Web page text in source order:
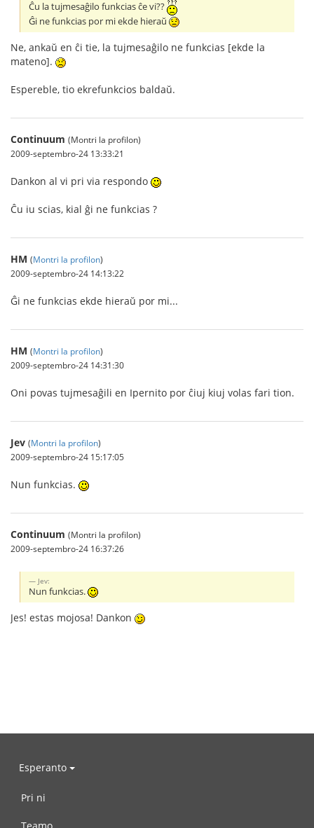
Ĉu la tujmesaĝilo funkcias ĉe vi??
Ĝi ne funkcias por mi ekde hieraŭ
Ne, ankaŭ en ĉi tie, la tujmesaĝilo ne funkcias [ekde la
mateno].
Espereble, tio ekrefunkcios baldaŭ.
Continuum (Montri la profilon)
2009-septembro-24 13:33:21
Dankon al vi pri via respondo
Ĉu iu scias, kial ĝi ne funkcias ?
HM (Montri la profilon)
2009-septembro-24 14:13:22
Ĝi ne funkcias ekde hieraŭ por mi...
HM (Montri la profilon)
2009-septembro-24 14:31:30
Oni povas tujmesaĝili en Ipernito por ĉiuj kiuj volas fari tion.
Jev (Montri la profilon)
2009-septembro-24 15:17:05
Nun funkcias.
Continuum (Montri la profilon)
2009-septembro-24 16:37:26
Jev:
Nun funkcias.
Jes! estas mojosa! Dankon
Esperanto
Pri ni